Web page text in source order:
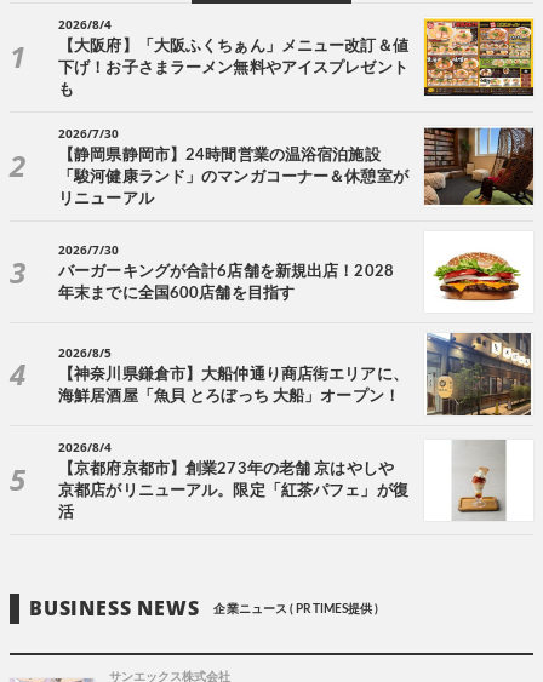
2026/8/4
【大阪府】「大阪ふくちぁん」メニュー改訂＆値
下げ！お子さまラーメン無料やアイスプレゼント
も
2026/7/30
【静岡県静岡市】24時間営業の温浴宿泊施設
「駿河健康ランド」のマンガコーナー＆休憩室が
リニューアル
2026/7/30
バーガーキングが合計6店舗を新規出店！2028
年末までに全国600店舗を目指す
2026/8/5
【神奈川県鎌倉市】大船仲通り商店街エリアに、
海鮮居酒屋「魚貝 とろぼっち 大船」オープン！
2026/8/4
【京都府京都市】創業273年の老舗 京はやしや
京都店がリニューアル。限定「紅茶パフェ」が復
活
BUSINESS NEWS 企業ニュース ( PR TIMES提供 )
サンエックス株式会社